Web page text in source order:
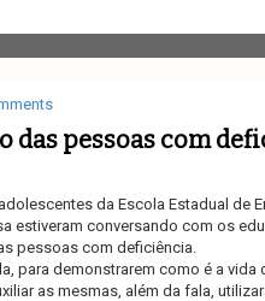
das pessoas com
da Escola Estadual de
estiveram conversando com os
pessoas com deficiência.
para demonstrarem como é a vida
as mesmas, além da fala,